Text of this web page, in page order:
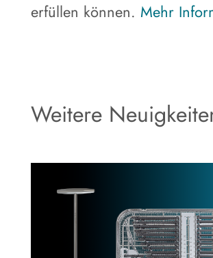
erfüllen können. Mehr
Weitere